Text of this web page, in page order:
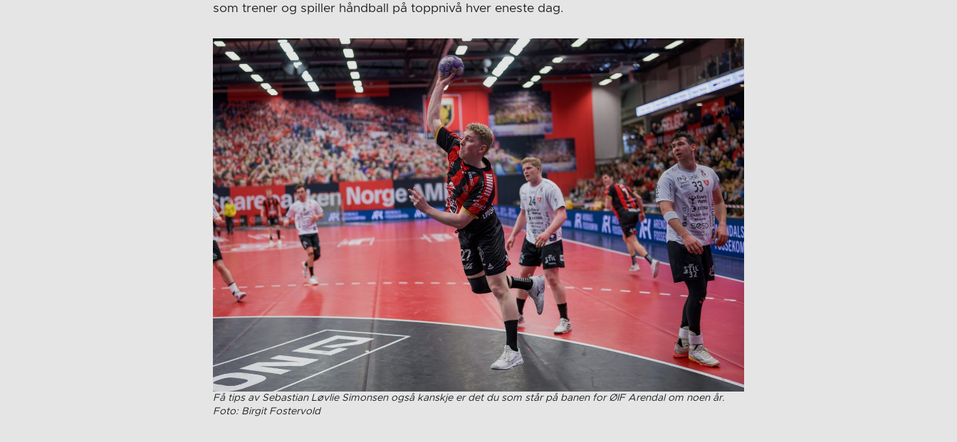
som trener og spiller håndball på toppnivå hver eneste dag.
Få tips av Sebastian Løvlie Simonsen også kanskje er det du som står på banen for ØIF Arendal om noen år.
Foto: Birgit Fostervold